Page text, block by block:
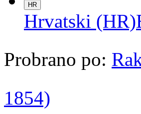
HR
Hrvatski (HR)
Probrano po:
1854)